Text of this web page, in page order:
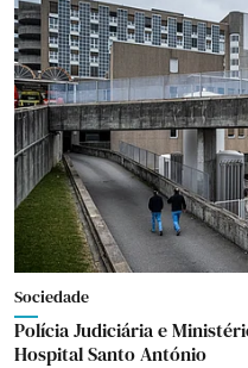
Sociedade
Polícia Judiciária e
Hospital Santo António